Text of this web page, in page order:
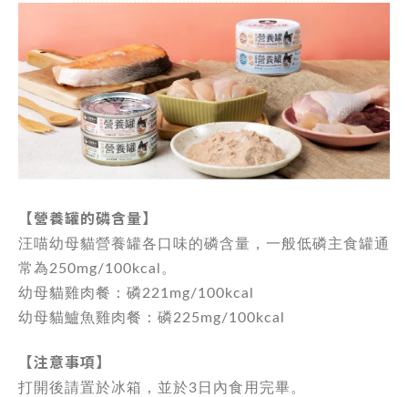
【營養罐的磷含量】
汪喵幼母貓營養罐各口味的磷含量，一般低磷主食罐通
常為250mg/100kcal。
幼母貓雞肉餐：磷221mg/100kcal
幼母貓鱸魚雞肉餐：磷225mg/100kcal
【注意事項】
打開後請置於冰箱，並於3日內食用完畢。